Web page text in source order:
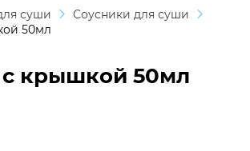
суши
Соусники для суши
50мл
крышкой 50мл